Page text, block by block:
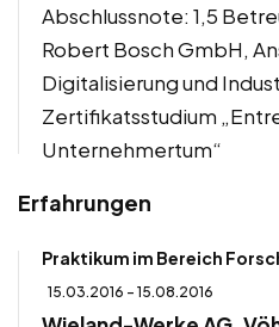
Abschlussnote: 1,5
Robert Bosch GmbH,
Digitalisierung und
Zertifikatsstudium
Unternehmertum“
Erfahrungen
Praktikum im Bereich
15.03.2016 - 15.08.2016